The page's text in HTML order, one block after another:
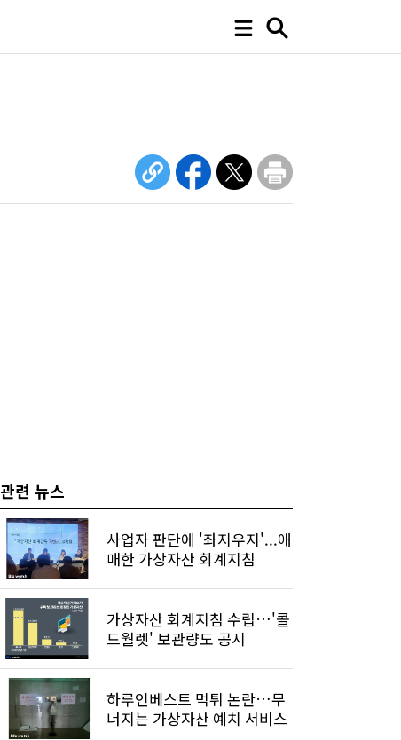
관련 뉴스
사업자 판단에 '좌지우지'...애
매한 가상자산 회계지침
가상자산 회계지침 수립…'콜
드월렛' 보관량도 공시
하루인베스트 먹튀 논란…무
너지는 가상자산 예치 서비스